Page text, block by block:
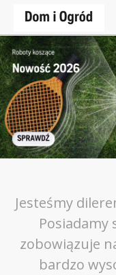
Jesteśmy
Posiadamy
zobowiązuje
bardzo